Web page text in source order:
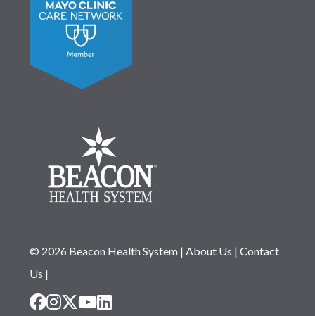
© 2026 Beacon Health System| About Us | Contact
Us |